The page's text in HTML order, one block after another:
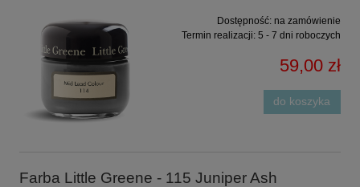
Dostępność: na zamówienie
Termin realizacji: 5 - 7 dni roboczych
59,00 zł
do koszyka
Farba Little Greene - 115 Juniper Ash